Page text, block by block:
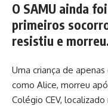
O SAMU ainda
primeiros
resistiu e
Uma criança de
como Alice, morreu
Colégio CEV,